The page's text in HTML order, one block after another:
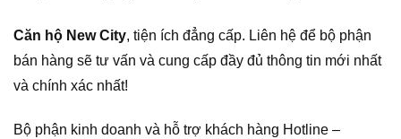
Căn hộ New City, tiện ích đẳng cấp. Liên hệ để bộ phận
bán hàng sẽ tư vấn và cung cấp đầy đủ thông tin mới nhất
và chính xác nhất!
Bộ phận kinh doanh và hỗ trợ khách hàng Hotline –